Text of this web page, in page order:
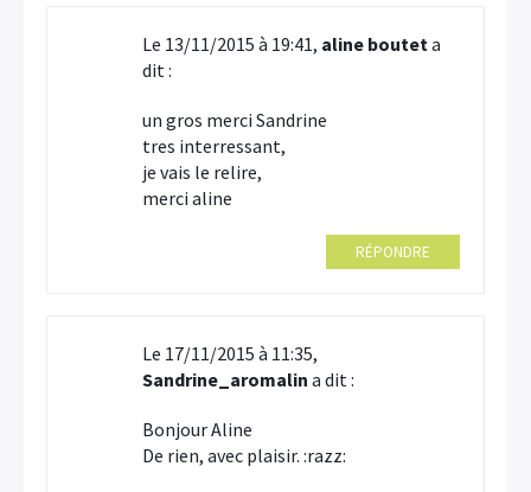
Le 13/11/2015 à 19:41, aline bouteta
dit :
un gros merci Sandrine
tres interressant,
je vais le relire,
merci aline
RÉPONDRE
Le 17/11/2015 à 11:35,
Sandrine_aromalin a dit :
Bonjour Aline
De rien, avec plaisir. :razz: